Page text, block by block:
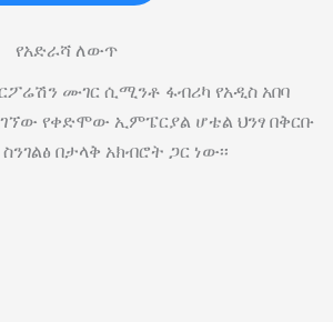
የአድራሻ ለውጥ
ሙገር ሲሚንቶ ፋብሪካ የአዲስ አበባ
የቀድሞው ኢምፔርያል ሆቴል ህንፃ በቅርቡ
በታላቅ አክብሮት ጋር ነው፡፡